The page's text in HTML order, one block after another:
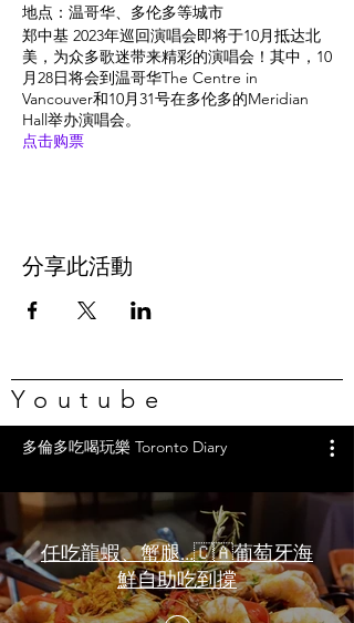
地点：温哥华、多伦多等城市
郑中基 2023年巡回演唱会即将于10月抵达北
美，为众多歌迷带来精彩的演唱会！其中，10
月28日将会到温哥华The Centre in
Vancouver和10月31号在多伦多的Meridian
Hall举办演唱会。
点击购票
分享此活動
Youtube
多倫多吃喝玩樂 Toronto Diary
任吃龍蝦、蟹腿…🇨🇦葡萄牙海
鮮自助吃到撐